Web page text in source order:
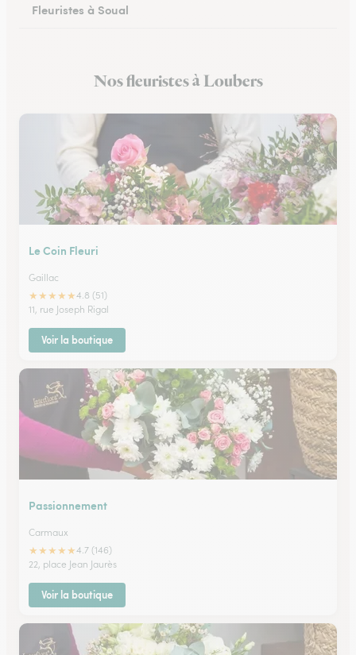
Fleuristes à Soual
Fleuristes à Murat-sur-Vèbre
Nos fleuristes à Loubers
Le Coin Fleuri
Gaillac
★★★★★4.8 (51)
11, rue Joseph Rigal
Voir la boutique
Passionnement
Carmaux
★★★★★4.7 (146)
22, place Jean Jaurès
Voir la boutique